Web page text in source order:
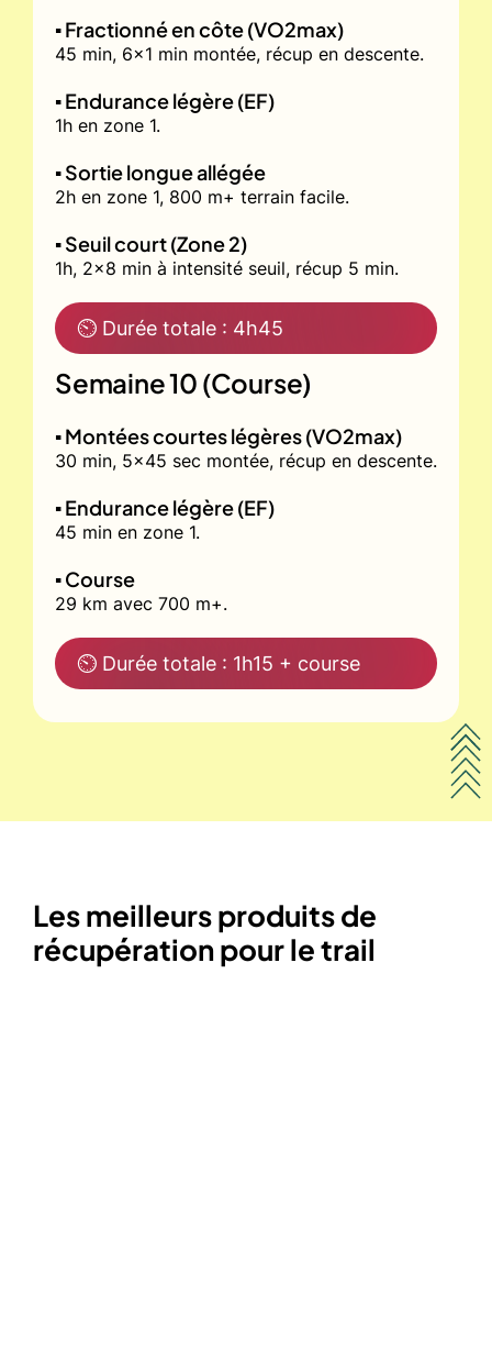
▪️ Fractionné en côte (VO2max)
45 min, 6x1 min montée, récup en descente.
▪️ Endurance légère (EF)
1h en zone 1.
▪️ Sortie longue allégée
2h en zone 1, 800 m+ terrain facile.
▪️ Seuil court (Zone 2)
1h, 2x8 min à intensité seuil, récup 5 min.
⏲ Durée totale : 4h45
Semaine 10 (Course)
▪️ Montées courtes légères (VO2max)
30 min, 5x45 sec montée, récup en descente.
▪️ Endurance légère (EF)
45 min en zone 1.
▪️ Course
29 km avec 700 m+.
⏲ Durée totale : 1h15 + course
Les meilleurs produits de
récupération pour le trail